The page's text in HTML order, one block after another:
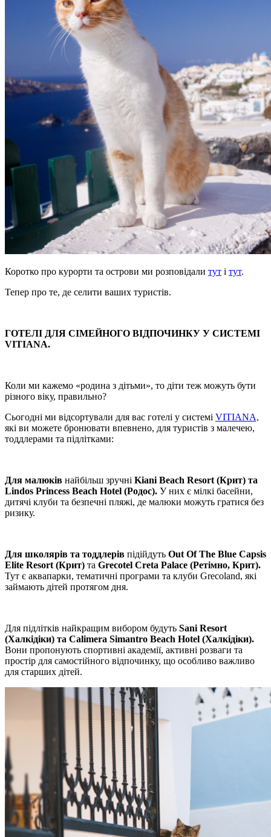
Коротко про курорти та острови ми розповідали тут і тут.
Тепер про те, де селити ваших туристів.
ГОТЕЛІ ДЛЯ СІМЕЙНОГО ВІДПОЧИНКУ У СИСТЕМІ
VITIANA.
Коли ми кажемо «родина з дітьми», то діти теж можуть бути
різного віку, правильно?
Сьогодні ми відсортували для вас готелі у системі VITIANA,
які ви можете бронювати впевнено, для туристів з малечею,
тоддлерами та підлітками:
Для малюків найбільш зручні Kiani Beach Resort (Крит) та
Lindos Princess Beach Hotel (Родос). У них є мілкі басейни,
дитячі клуби та безпечні пляжі, де малюки можуть гратися без
ризику.
Для школярів та тоддлерів підійдуть Out Of The Blue Capsis
Elite Resort (Крит) та Grecotel Creta Palace (Ретімно, Крит).
Тут є аквапарки, тематичні програми та клуби Grecoland, які
займають дітей протягом дня.
Для підлітків найкращим вибором будуть Sani Resort
(Халкідіки) та Calimera Simantro Beach Hotel (Халкідіки).
Вони пропонують спортивні академії, активні розваги та
простір для самостійного відпочинку, що особливо важливо
для старших дітей.